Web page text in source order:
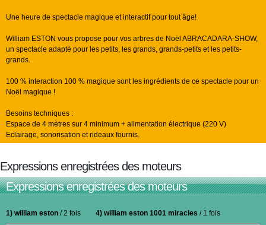
Une heure de spectacle magique et interactif pour tout âge!
William ESTON vous propose pour vos arbres de Noël ABRACADARA-SHOW,
un spectacle adapté pour les petits, les grands, grands-petits et les petits-
grands.
100 % interaction 100 % magique sont les ingrédients de ce spectacle pour un
Noël magique !
Besoins techniques :
Espace de 4 mètres sur 4 minimum + alimentation électrique (220 V)
Eclairage, sonorisation et rideaux fournis.
Expressions enregistrées des moteurs
Expressions enregistrées des moteurs
1) william eston / 2 fois 4) william eston 1001 miracles / 1 fois